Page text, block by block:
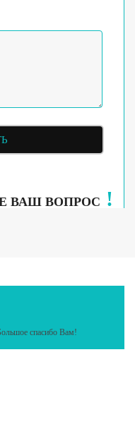
ВАШ ВОПРОС !
спасибо Вам!